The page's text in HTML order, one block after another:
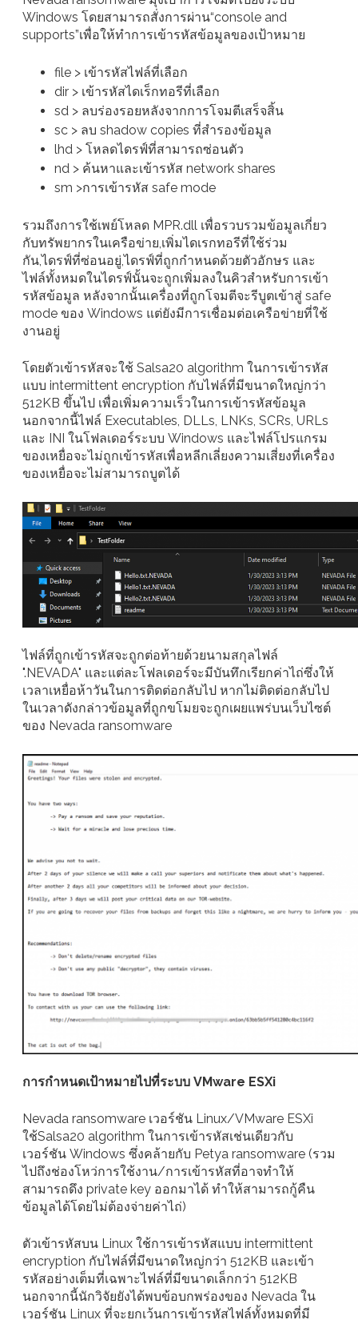
Windows โดยสามารถสั่งการผ่าน“console and
supports”เพื่อให้ทำการเข้ารหัสข้อมูลของเป้าหมาย
file > เข้ารหัสไฟล์ที่เลือก
dir > เข้ารหัสไดเร็กทอรีที่เลือก
sd > ลบร่องรอยหลังจากการโจมตีเสร็จสิ้น
sc > ลบ shadow copies ที่สำรองข้อมูล
lhd > โหลดไดรฟ์ที่สามารถซ่อนตัว
nd > ค้นหาและเข้ารหัส network shares
sm >การเข้ารหัส safe mode
รวมถึงการใช้เพย์โหลด MPR.dll เพื่อรวบรวมข้อมูลเกี่ยว
กับทรัพยากรในเครือข่าย,เพิ่มไดเรกทอรีที่ใช้ร่วม
กัน,ไดรฟ์ที่ซ่อนอยู่,ไดรฟ์ที่ถูกกำหนดด้วยตัวอักษร และ
ไฟล์ทั้งหมดในไดรฟ์นั้นจะถูกเพิ่มลงในคิวสำหรับการเข้า
รหัสข้อมูล หลังจากนั้นเครื่องที่ถูกโจมตีจะรีบูตเข้าสู่ safe
mode ของ Windows แต่ยังมีการเชื่อมต่อเครือข่ายที่ใช้
งานอยู่
โดยตัวเข้ารหัสจะใช้ Salsa20 algorithm ในการเข้ารหัส
แบบ intermittent encryption กับไฟล์ที่มีขนาดใหญ่กว่า
512KB ขึ้นไป เพื่อเพิ่มความเร็วในการเข้ารหัสข้อมูล
นอกจากนี้ไฟล์ Executables, DLLs, LNKs, SCRs, URLs
และ INI ในโฟลเดอร์ระบบ Windows และไฟล์โปรแกรม
ของเหยื่อจะไม่ถูกเข้ารหัสเพื่อหลีกเลี่ยงความเสี่ยงที่เครื่อง
ของเหยื่อจะไม่สามารถบูตได้
ไฟล์ที่ถูกเข้ารหัสจะถูกต่อท้ายด้วยนามสกุลไฟล์
".NEVADA" และแต่ละโฟลเดอร์จะมีบันทึกเรียกค่าไถ่ซึ่งให้
เวลาเหยื่อห้าวันในการติดต่อกลับไป หากไม่ติดต่อกลับไป
ในเวลาดังกล่าวข้อมูลที่ถูกขโมยจะถูกเผยแพร่บนเว็บไซต์
ของ Nevada ransomware
การกำหนดเป้าหมายไปที่ระบบ VMware ESXi
Nevada ransomware เวอร์ชัน Linux/VMware ESXi
ใช้Salsa20 algorithm ในการเข้ารหัสเช่นเดียวกับ
เวอร์ชัน Windows ซึ่งคล้ายกับ Petya ransomware (รวม
ไปถึงช่องโหว่การใช้งาน/การเข้ารหัสที่อาจทำให้
สามารถดึง private key ออกมาได้ ทำให้สามารถกู้คืน
ข้อมูลได้โดยไม่ต้องจ่ายค่าไถ่)
ตัวเข้ารหัสบน Linux ใช้การเข้ารหัสแบบ intermittent
encryption กับไฟล์ที่มีขนาดใหญ่กว่า 512KB และเข้า
รหัสอย่างเต็มที่เฉพาะไฟล์ที่มีขนาดเล็กกว่า 512KB
นอกจากนี้นักวิจัยยังได้พบข้อบกพร่องของ Nevada ใน
เวอร์ชัน Linux ที่จะยกเว้นการเข้ารหัสไฟล์ทั้งหมดที่มี